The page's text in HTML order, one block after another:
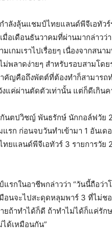
ำลังลุ้นแชมป์ไทยแลนด์พีจีเอทัว
มื่อเดือนธันวาคมที่ผ่านมากล่าว
เกมเราไปเรื่อยๆ เนื่องจากสน
พลาดง่ายๆ สำหรับรอบสามโด
คัญคือถึงพัตต์ที่ต้องทำก็สามารถ
แค่ผ่านตัดตัวเท่านั้น แต่ก็ดีเกินค
นตปวิชญ์ พันธรักษ์​ นักกอล์ฟวัย
รก ก่อนจบวันทำเข้ามา 1 อันเด
แลนด์พีจีเอทัวร์ 3 รายการวัย
กในอาชีพกล่าวว่า “วันนี้ถือว่า
นจะไปสะดุดหลุมพาร์ 3 ที่ไม่ช
ถ้าทำได้ก็ดี ถ้าทำไม่ได้ก็แค่รักษ
ด้เหมือนกัน”